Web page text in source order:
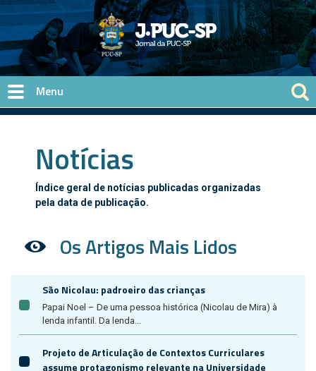
Pular para o conteúdo principal
Notícias
Índice geral de notícias publicadas organizadas
pela data de publicação.
Os Artigos Mais Lidos
São Nicolau: padroeiro das crianças
Papai Noel – De uma pessoa histórica (Nicolau de Mira) à
lenda infantil. Da lenda...
Projeto de Articulação de Contextos Curriculares
assume protagonismo relevante na Universidade